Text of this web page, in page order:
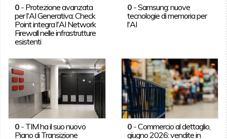
0- Protezione avanzata
per l'AI Generativa: Check
Point integra l'AI Network
Firewall nelle infrastrutture
esistenti
0 -Samsung: nuove
tecnologie di memoria per
l'AI
0- TIM ha il suo nuovo
Piano di Transizione
0 -Commercio al dettaglio,
giugno 2026: vendite in